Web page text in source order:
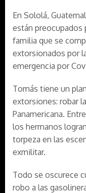
En Sololá,
están preocupados
familia que se
extorsionados por
emergencia por
Tomás tiene un
extorsiones: robar
Panamericana.
los hermanos
torpeza en las
exmilitar.
Todo se oscurece
robo a las